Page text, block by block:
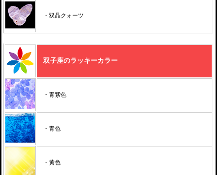
・双晶クォーツ
双子座のラッキーカラー
・青紫色
・青色
・黄色